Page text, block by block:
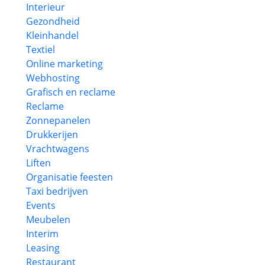
Interieur
Gezondheid
Kleinhandel
Textiel
Online marketing
Webhosting
Grafisch en reclame
Reclame
Zonnepanelen
Drukkerijen
Vrachtwagens
Liften
Organisatie feesten
Taxi bedrijven
Events
Meubelen
Interim
Leasing
Restaurant